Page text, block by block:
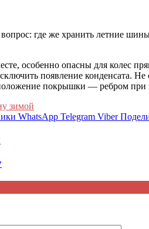
где же хранить летние
особенно опасны для колес
появление конденсата.
покрышки — ребром при
зимой
WhatsApp Telegram Viber